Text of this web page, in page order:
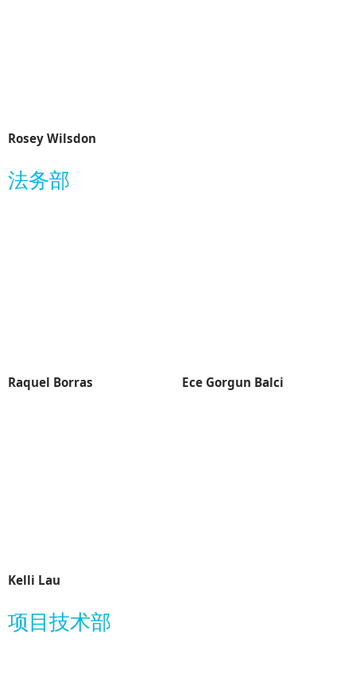
Rosey Wilsdon
法务部
Raquel Borras Ece Gorgun Balci
Kelli Lau
项目技术部